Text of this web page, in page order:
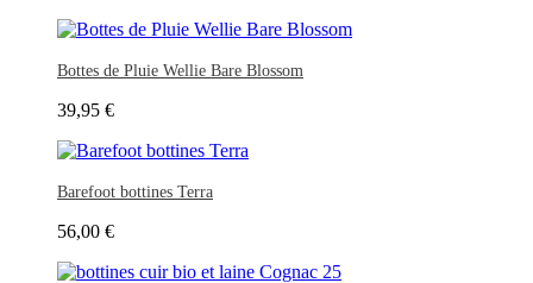
Bottes de Pluie Wellie Bare Blossom
39,95 €
Barefoot bottines Terra
56,00 €